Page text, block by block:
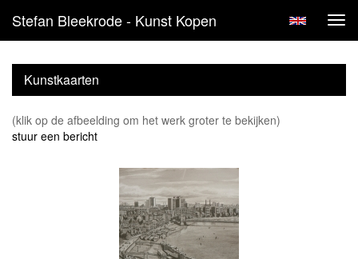
Stefan Bleekrode - Kunst Kopen
Kunstkaarten
(klik op de afbeelding om het werk groter te bekijken)
stuur een bericht